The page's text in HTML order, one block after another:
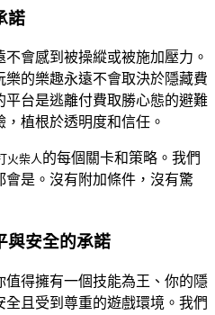
諾
會感到被操縱或被施加壓力。
的樂趣永遠不會取決於隱藏費
台是逃離付費取勝心態的避難
植根於透明度和信任。
火柴人的每個關卡和策略。我們
是。沒有附加條件，沒有驚
與安全的承諾
得擁有一個技能為王、你的隱
且受到尊重的遊戲環境。我們